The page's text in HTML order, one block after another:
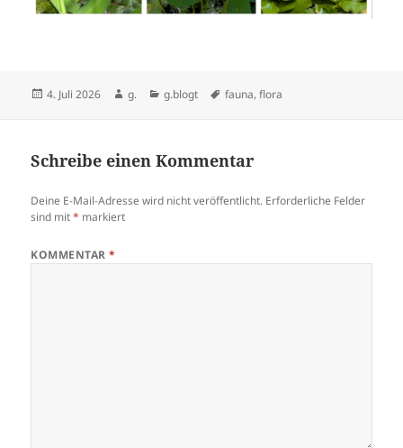
Veröffentlicht
4. Juli 2026 Autor
g. Kategorien
g.blogt Schlagwörter
fauna,flora
Schreibe einen Kommentar
Deine E-Mail-Adresse wird nicht veröffentlicht. Erforderliche Felder
sind mit* markiert
KOMMENTAR*